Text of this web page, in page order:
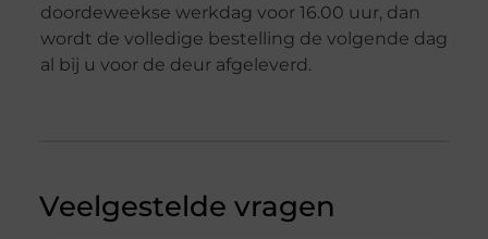
doordeweekse werkdag voor 16.00 uur, dan
wordt de volledige bestelling de volgende dag
al bij u voor de deur afgeleverd.
Veelgestelde vragen